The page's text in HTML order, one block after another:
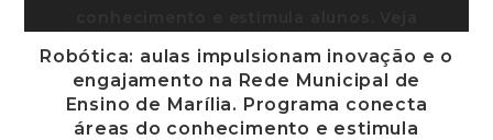
Robótica: aulas impulsionam inovação e o
engajamento na Rede Municipal de
Ensino de Marília. Programa conecta
áreas do conhecimento e estimula